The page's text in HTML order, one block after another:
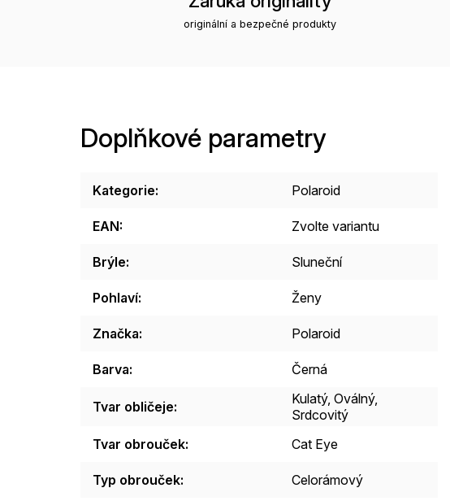
originální a bezpečné produkty
Doplňkové parametry
Kategorie: Polaroid
EAN: Zvolte variantu
Brýle: Sluneční
Pohlaví: Ženy
Značka: Polaroid
Barva: Černá
Tvar obličeje: Kulatý, Oválný,
Srdcovitý
Tvar obrouček: Cat Eye
Typ obrouček: Celorámový